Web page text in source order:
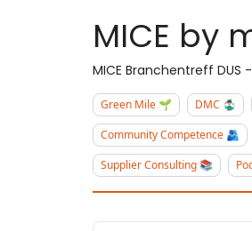
MICE by
MICE Branchentreff DUS
Green Mile 🌱 DMC 🤹🏻‍♂️
Community Competence 🫂
Supplier Consulting 📚